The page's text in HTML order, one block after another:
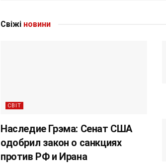
Свіжі новини
СВІТ
Наследие Грэма: Сенат США
одобрил закон о санкциях
против РФ и Ирана